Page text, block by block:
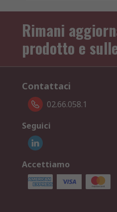
Rimani
prodotto e
Contattaci
02.66.058.1
Seguici
Accettiamo